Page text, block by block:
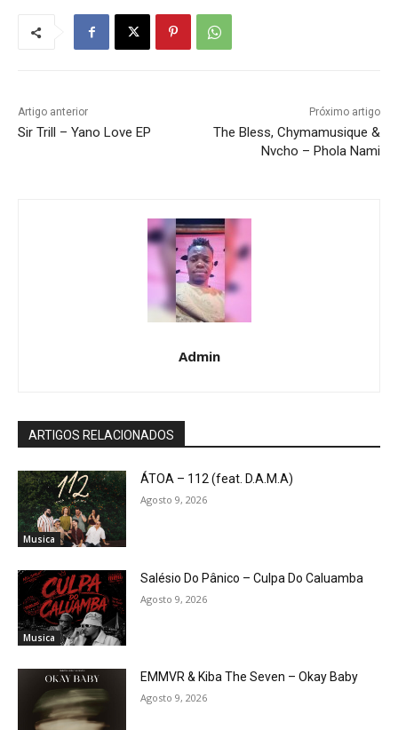
Artigo anterior
Sir Trill – Yano Love EP
Próximo artigo
The Bless, Chymamusique &
Nvcho – Phola Nami
Admin
ARTIGOS RELACIONADOS
Musica
ÁTOA – 112 (feat. D.A.M.A)
Agosto 9, 2026
Musica
Salésio Do Pânico – Culpa Do Caluamba
Agosto 9, 2026
EMMVR & Kiba The Seven – Okay Baby
Agosto 9, 2026